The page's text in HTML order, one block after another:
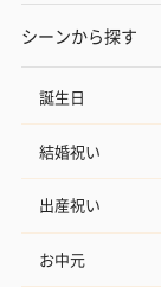
シーンから探す
誕生日
結婚祝い
出産祝い
お中元